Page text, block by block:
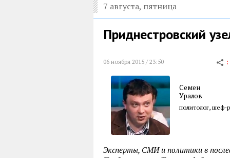
7 августа, пятница
Приднестровский
06 ноября 2015 / 23:50
Семен
Уралов
политолог, шеф-
Эксперты, СМИ и политики в